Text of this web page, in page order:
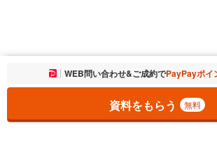
お気に入りに追加しました。
WEB問い合わせ&ご成約でPayPayポイ
資料をもらう 無料